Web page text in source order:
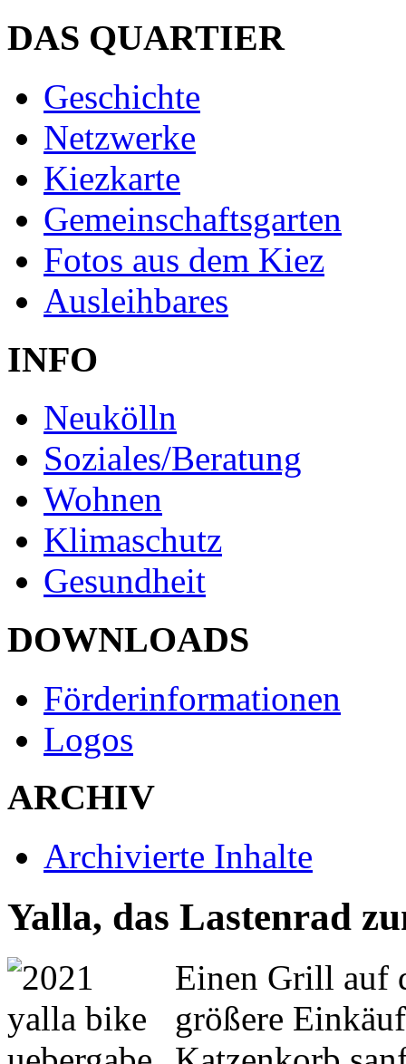
DAS QUARTIER
Geschichte
Netzwerke
Kiezkarte
Gemeinschaftsgarten
Fotos aus dem Kiez
Ausleihbares
INFO
Neukölln
Soziales/Beratung
Wohnen
Klimaschutz
Gesundheit
DOWNLOADS
Förderinformationen
Logos
ARCHIV
Archivierte Inhalte
Yalla, das Lastenrad
Einen Grill auf
größere